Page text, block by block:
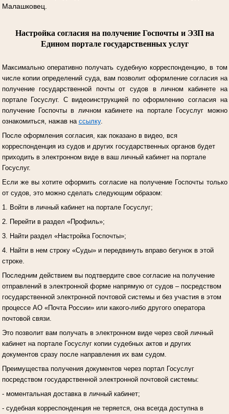
Малашковец.
Настройка согласия на получение Госпочты и ЭЗП на
Едином портале государственных услуг
Максимально оперативно получать судебную корреспонденцию, в том
числе копии определений суда, вам позволит оформление согласия на
получение государственной почты от судов в личном кабинете на
портале Госуслуг. С видеоинструкцией по оформлению согласия на
получение Госпочты в личном кабинете на портале Госуслуг можно
ознакомиться, нажав на ссылку.
После оформления согласия, как показано в видео, вся
корреспонденция из судов и других государственных органов будет
приходить в электронном виде в ваш личный кабинет на портале
Госуслуг.
Если же вы хотите оформить согласие на получение Госпочты только
от судов, это можно сделать следующим образом:
1. Войти в личный кабинет на портале Госуслуг;
2. Перейти в раздел «Профиль»;
3. Найти раздел «Настройка Госпочты»;
4. Найти в нем строку «Суды» и передвинуть вправо бегунок в этой
строке.
Последним действием вы подтвердите свое согласие на получение
отправлений в электронной форме напрямую от судов – посредством
государственной электронной почтовой системы и без участия в этом
процессе АО «Почта России» или какого-либо другого оператора
почтовой связи.
Это позволит вам получать в электронном виде через свой личный
кабинет на портале Госуслуг копии судебных актов и других
документов сразу после направления их вам судом.
Преимущества получения документов через портал Госуслуг
посредством государственной электронной почтовой системы:
- моментальная доставка в личный кабинет;
- судебная корреспонденция не теряется, она всегда доступна в